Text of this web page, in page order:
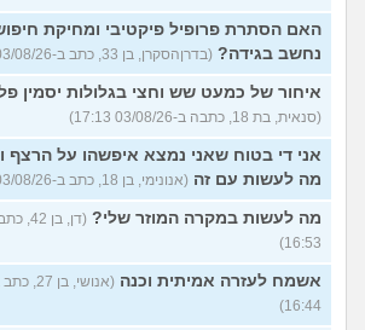
האם הסתרת פרופיל פיקטיבי ומחיקת
נחשב בגידה? (בדרןהסקרן, בן 33, כתב ב-03/08/26 17:24)
איחור של כמעט שש וחצי בגלולות יסמין
(סנאית, בת 18, כתבה ב-03/08/26 17:13)
אני די בטוח שאני נמצא איפשהו על הרצף
מה לעשות עם זה (אנונימי, בן 18, כתב ב-03/08/26 17:02)
מה לעשות במקרה המוזר שלי?
16:53)
אשמח לעזרה אמיתית וכנה
16:44)